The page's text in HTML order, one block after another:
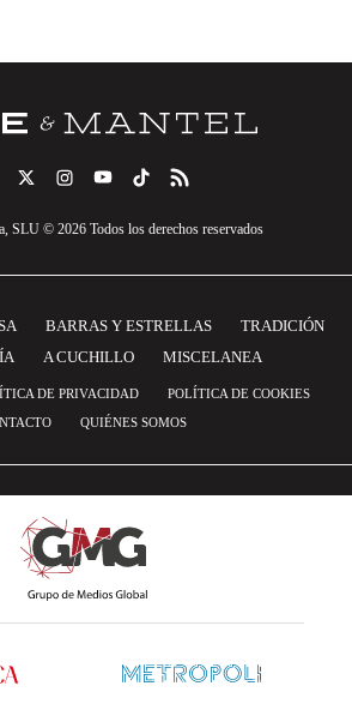
SLU © 2026 Todos los derechos reservados
BARRAS Y ESTRELLAS
TRADICIÓN
A CUCHILLO MISCELANEA
DE PRIVACIDAD
POLÍTICA DE COOKIES
QUIÉNES SOMOS